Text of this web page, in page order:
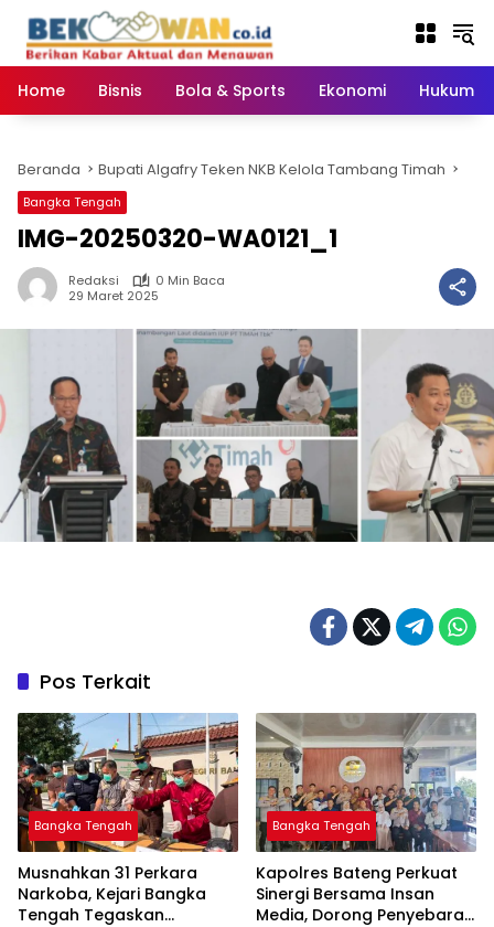
konten
Home
Bisnis Bola & Sports Ekonomi Hukum
Beranda Bupati Algafry Teken NKB Kelola Tambang Timah
Bangka Tengah
IMG-20250320-WA0121_1
Redaksi
0 Min Baca
29 Maret 2025
Pos Terkait
Bangka Tengah
Musnahkan 31 Perkara
Narkoba, Kejari Bangka
Tengah Tegaskan
Bangka Tengah
‎Kapolres Bateng Perkuat
Sinergi Bersama Insan
Media, Dorong Penyebaran